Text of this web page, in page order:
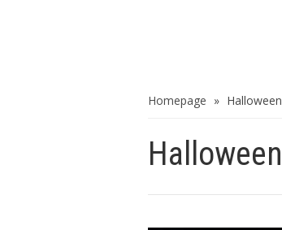
Homepage » Halloween
Halloween